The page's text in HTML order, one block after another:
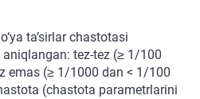
ta’sirlar chastotasi
tez-tez (≥ 1/100
emas (≥ 1/1000 dan < 1/100
(chastota parametrlarini